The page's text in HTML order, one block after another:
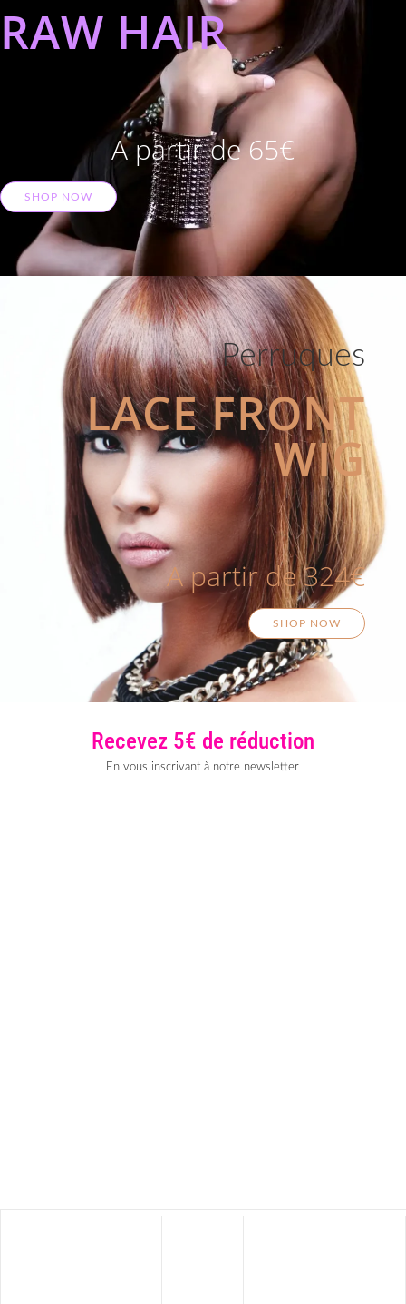
RAW HAIR
A partir de 65€
SHOP NOW
Perruques
LACE FRONT
WIG
A partir de 324€
SHOP NOW
Recevez 5€ de réduction
En vous inscrivant à notre newsletter